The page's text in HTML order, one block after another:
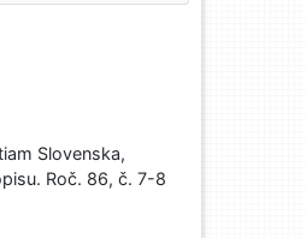
Slovenska,
Roč. 86, č. 7-8